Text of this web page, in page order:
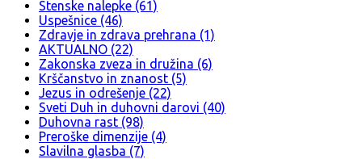
Stenske nalepke (61)
Uspešnice (46)
Zdravje in zdrava prehrana (1)
AKTUALNO (22)
Zakonska zveza in družina (6)
Krščanstvo in znanost (5)
Jezus in odrešenje (22)
Sveti Duh in duhovni darovi (40)
Duhovna rast (98)
Preroške dimenzije (4)
Slavilna glasba (7)